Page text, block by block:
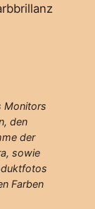
Monitors
den
der
sowie
Farben